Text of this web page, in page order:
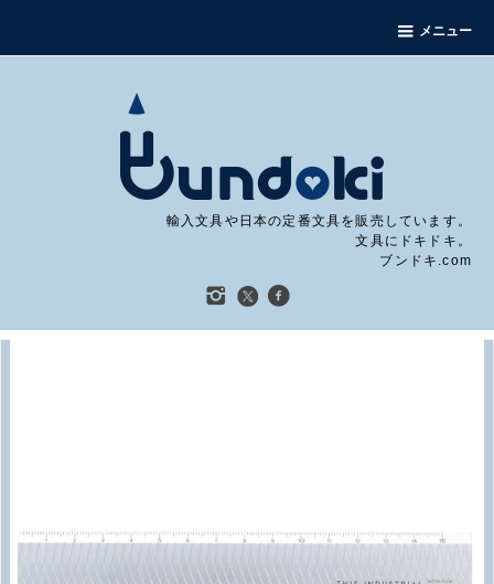
メニュー
輸入文具や日本の定番文具を販売しています。
文具にドキドキ。
ブンドキ.com